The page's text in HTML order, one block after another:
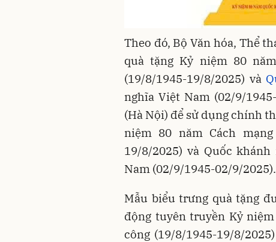
Theo đó, Bộ Văn hóa, Thể
quà tặng Kỷ niệm 80 năm
(19/8/1945-19/8/2025) và
nghĩa Việt Nam (02/9/
(Hà Nội) để sử dụng chính
niệm 80 năm Cách
19/8/2025) và Quốc
Nam (02/9/1945-02/9/2025).
Mẫu biểu trưng quà tặng
động tuyên truyền Kỷ
công (19/8/1945-19/8/